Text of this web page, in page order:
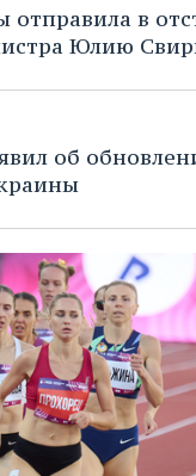
отправила в
Юлию
об